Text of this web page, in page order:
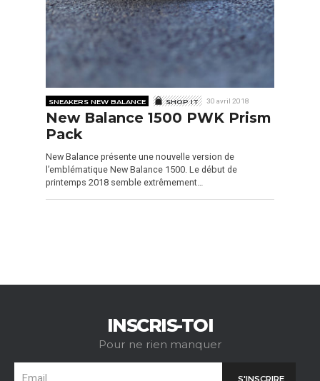
SNEAKERS NEW BALANCE SHOP IT 30 avril 2018
New Balance 1500 PWK Prism
Pack
New Balance présente une nouvelle version de
l’emblématique New Balance 1500. Le début de
printemps 2018 semble extrêmement…
INSCRIS-TOI
Pour ne rien manquer